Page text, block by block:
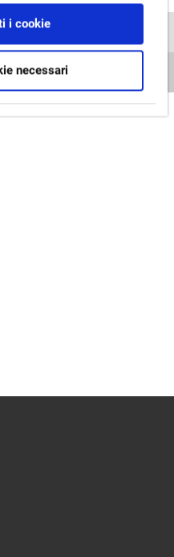
i cookie
necessari